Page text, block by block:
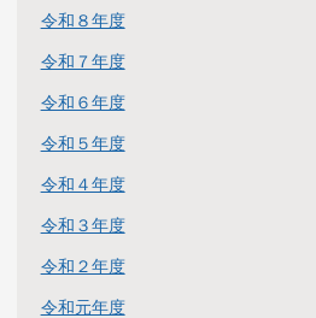
令和８年度
令和７年度
令和６年度
令和５年度
令和４年度
令和３年度
令和２年度
令和元年度